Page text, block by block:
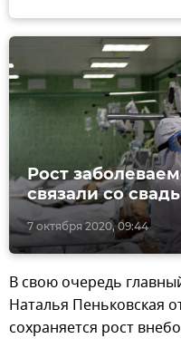
7 октября 2020, 09:44
Рост
связали со
В свою очередь
Наталья Пеньковская
сохраняется рост